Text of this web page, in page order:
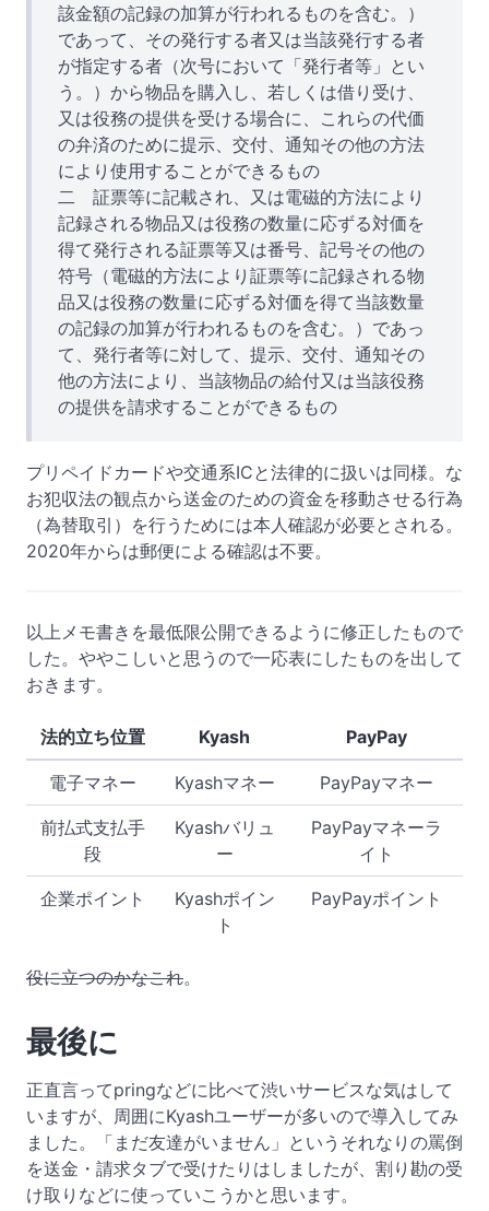
該金額の記録の加算が行われるものを含む。）
であって、その発行する者又は当該発行する者
が指定する者（次号において「発行者等」とい
う。）から物品を購入し、若しくは借り受け、
又は役務の提供を受ける場合に、これらの代価
の弁済のために提示、交付、通知その他の方法
により使用することができるもの
二 証票等に記載され、又は電磁的方法により
記録される物品又は役務の数量に応ずる対価を
得て発行される証票等又は番号、記号その他の
符号（電磁的方法により証票等に記録される物
品又は役務の数量に応ずる対価を得て当該数量
の記録の加算が行われるものを含む。）であっ
て、発行者等に対して、提示、交付、通知その
他の方法により、当該物品の給付又は当該役務
の提供を請求することができるもの
プリペイドカードや交通系ICと法律的に扱いは同様。な
お犯収法の観点から送金のための資金を移動させる行為
（為替取引）を行うためには本人確認が必要とされる。
2020年からは郵便による確認は不要。
以上メモ書きを最低限公開できるように修正したもので
した。ややこしいと思うので一応表にしたものを出して
おきます。
法的立ち位置 Kyash PayPay
電子マネー Kyashマネー PayPayマネー
前払式支払手
段
Kyashバリュ
ー
PayPayマネーラ
イト
企業ポイント
Kyashポイン
ト
PayPayポイント
役に立つのかなこれ。
最後に
正直言ってpringなどに比べて渋いサービスな気はして
いますが、周囲にKyashユーザーが多いので導入してみ
ました。「まだ友達がいません」というそれなりの罵倒
を送金・請求タブで受けたりはしましたが、割り勘の受
け取りなどに使っていこうかと思います。